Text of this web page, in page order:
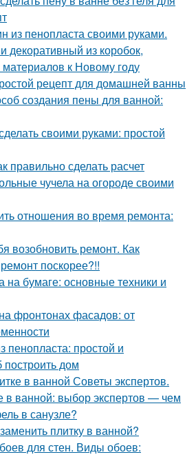
из пенопласта своими руками.
декоративный из коробок,
материалов к Новому году
рецепт для домашней ванны
создания пены для ванной:
своими руками: простой
правильно сделать расчет
чучела на огороде своими
отношения во время ремонта:
возобновить ремонт. Как
поскорее?!!
на бумаге: основные техники и
фронтонах фасадов: от
пенопласта: простой и
дом
в ванной Советы экспертов.
в ванной: выбор экспертов — чем
в санузле?
плитку в ванной?
для стен. Виды обоев: